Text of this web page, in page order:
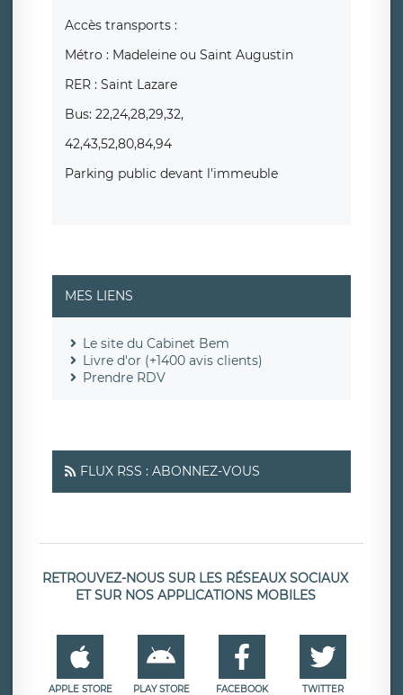
Accès transports :
Métro : Madeleine ou Saint Augustin
RER : Saint Lazare
Bus: 22,24,28,29,32,
42,43,52,80,84,94
Parking public devant l'immeuble
MES LIENS
Le site du Cabinet Bem
Livre d'or (+1400 avis clients)
Prendre RDV
FLUX RSS : ABONNEZ-VOUS
RETROUVEZ-NOUS SUR LES RÉSEAUX SOCIAUX
ET SUR NOS APPLICATIONS MOBILES
APPLE STORE PLAY STORE FACEBOOK TWITTER